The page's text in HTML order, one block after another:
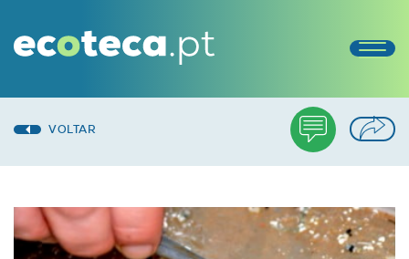
VOLTAR